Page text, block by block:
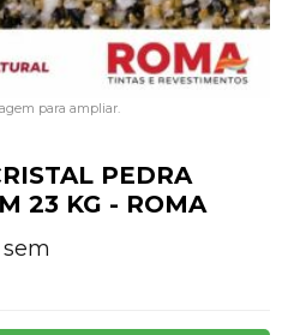
para ampliar.
PEDRA
23 KG - ROMA